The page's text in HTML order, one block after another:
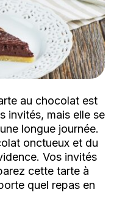
au chocolat est
invités, mais elle se
longue journée.
onctueux et du
Vos invités
cette tarte à
quel repas en